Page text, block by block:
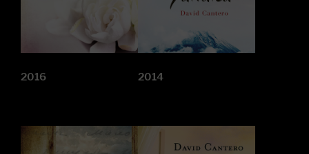
2016 2014